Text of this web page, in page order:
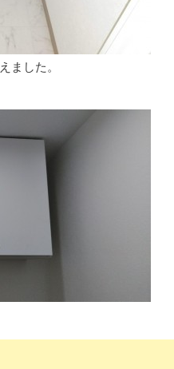
ました。